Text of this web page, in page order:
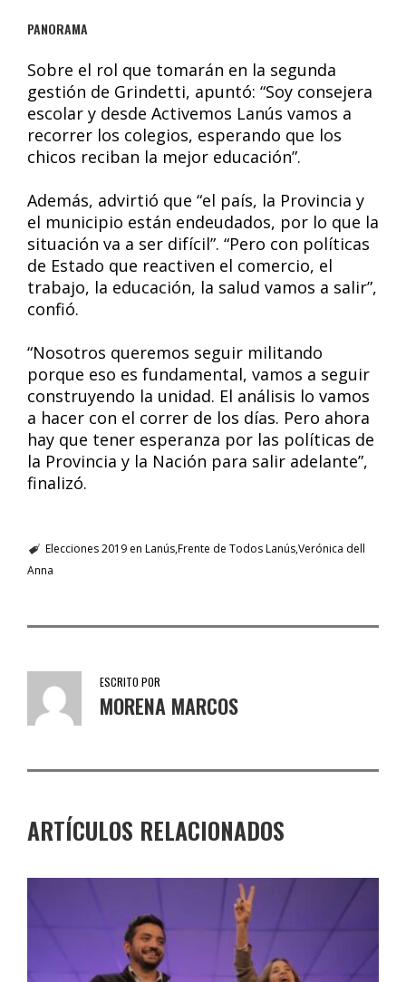
PANORAMA
Sobre el rol que tomarán en la segunda
gestión de Grindetti, apuntó: “Soy consejera
escolar y desde Activemos Lanús vamos a
recorrer los colegios, esperando que los
chicos reciban la mejor educación”.
Además, advirtió que “el país, la Provincia y
el municipio están endeudados, por lo que la
situación va a ser difícil”. “Pero con políticas
de Estado que reactiven el comercio, el
trabajo, la educación, la salud vamos a salir”,
confió.
“Nosotros queremos seguir militando
porque eso es fundamental, vamos a seguir
construyendo la unidad. El análisis lo vamos
a hacer con el correr de los días. Pero ahora
hay que tener esperanza por las políticas de
la Provincia y la Nación para salir adelante”,
finalizó.
Elecciones 2019 en LanúsFrente de Todos LanúsVerónica dell
Anna
ESCRITO POR
MORENA MARCOS
ARTÍCULOS RELACIONADOS